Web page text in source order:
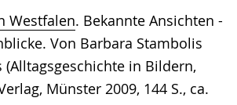
Westfalen. Bekannte Ansichten -
Von Barbara Stambolis
(Alltagsgeschichte in Bildern,
Münster 2009, 144 S., ca.